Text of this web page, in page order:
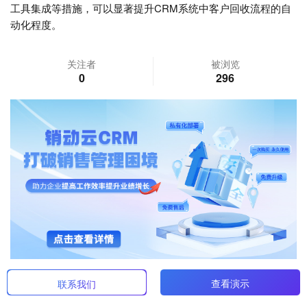
工具集成等措施，可以显著提升CRM系统中客户回收流程的自
动化程度。
关注者
0
被浏览
296
联系我们 查看演示